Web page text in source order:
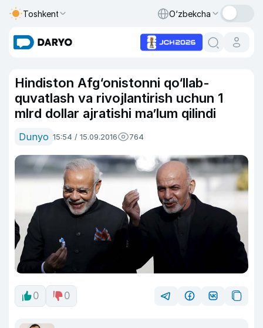
Toshkent O‘zbekcha
Hindiston Afg‘onistonni qo‘llab-
quvatlash va rivojlantirish uchun 1
mlrd dollar ajratishi ma’lum qilindi
Dunyo 15:54 / 15.09.2016 764
0 0